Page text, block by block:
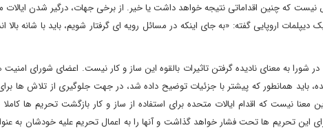
که چنین اقداماتی نتیجه خواهد داشت یا خیر. از برخی جهات، درگیر شدن ایالات
اروپایی گفته: «به جای اینکه در مسائل رویه ای گرفتار شویم، باید با شانه
شورا به معنای نادیده گرفتن تاثیرات بالقوه این ساز و کار نیست. اعضای شورای
باید همانطور که پیشتر با جزئیات توضیح داده شد، در جهت جلوگیری از تلاش ها
معنا نیست که اقدام ایالات متحده برای استفاده از ساز و کار بازگشت تحریم ها
این تحریم ها تحت فشار خواهد گذاشت و آنها را به اعمال تحریم علیه خودشان به